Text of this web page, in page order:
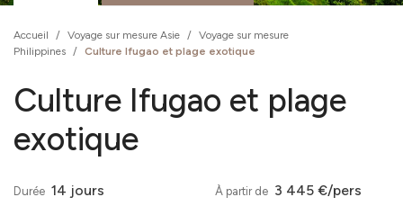
Accueil / Voyage sur mesure Asie / Voyage sur mesure
Philippines / Culture Ifugao et plage exotique
Culture Ifugao et plage
exotique
Durée 14 jours À partir de 3 445 €/pers